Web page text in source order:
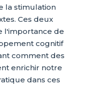
la stimulation
Ces deux
l'importance de
cognitif
comment des
enrichir notre
dans ces